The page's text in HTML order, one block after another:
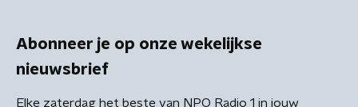
Abonneer je op onze wekelijkse
nieuwsbrief
Elke zaterdag het beste van NPO Radio 1 in jouw